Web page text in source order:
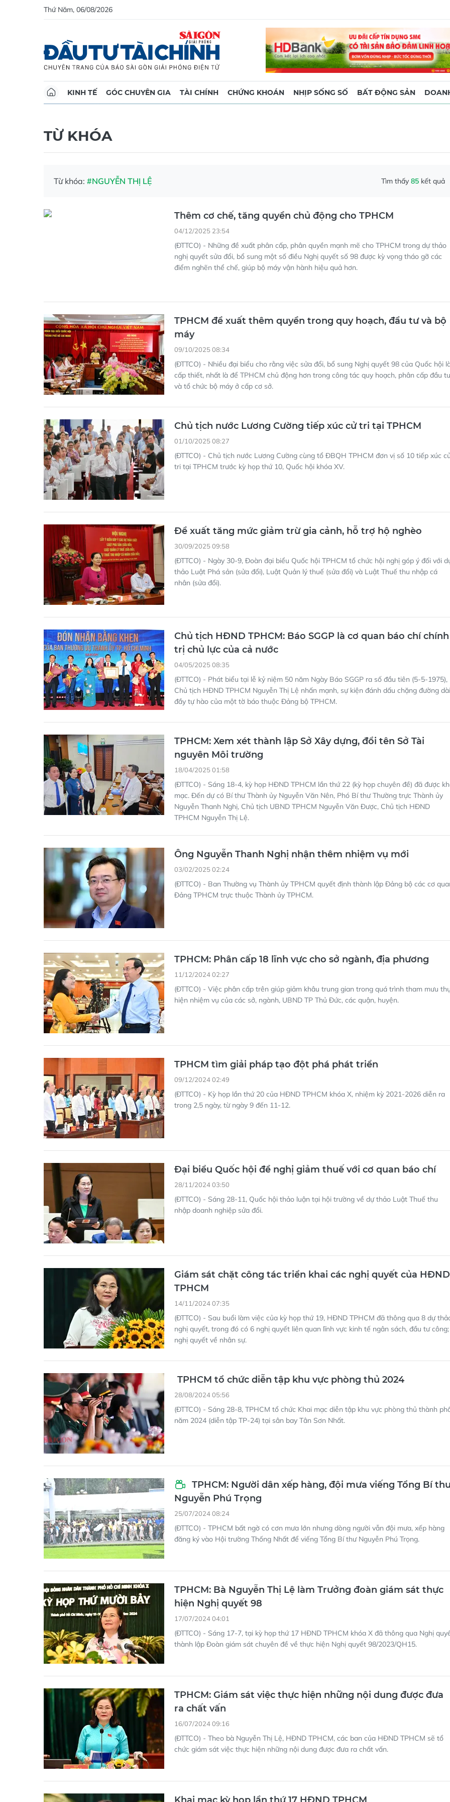
Thứ Năm, 06/08/2026
KINH TẾ GÓC CHUYÊN GIA TÀI CHÍNH CHỨNG KHOÁN NHỊP SỐNG SỐ BẤT ĐỘNG SẢN
TỪ KHÓA
Từ khóa: #NGUYỄN THỊ LỆ Tìm thấy 85 kết quả
Thêm cơ chế, tăng quyền chủ động cho TPHCM
04/12/2025 23:54
(ĐTTCO) - Những đề xuất phân cấp, phân quyền mạnh mẽ cho TPHCM trong dự thảo
nghị quyết sửa đổi, bổ sung một số điều Nghị quyết số 98 được kỳ vọng tháo gỡ các
điểm nghẽn thể chế, giúp bộ máy vận hành hiệu quả hơn.
TPHCM đề xuất thêm quyền trong quy hoạch, đầu tư và bộ
máy
09/10/2025 08:34
(ĐTTCO) - Nhiều đại biểu cho rằng việc sửa đổi, bổ sung Nghị quyết 98 của Quốc hội
cấp thiết, nhất là để TPHCM chủ động hơn trong công tác quy hoạch, phân cấp đầu tư
và tổ chức bộ máy ở cấp cơ sở.
Chủ tịch nước Lương Cường tiếp xúc cử tri tại TPHCM
01/10/2025 08:27
(ĐTTCO) - Chủ tịch nước Lương Cường cùng tổ ĐBQH TPHCM đơn vị số 10 tiếp xúc
tri tại TPHCM trước kỳ họp thứ 10, Quốc hội khóa XV.
Đề xuất tăng mức giảm trừ gia cảnh, hỗ trợ hộ nghèo
30/09/2025 09:58
(ĐTTCO) - Ngày 30-9, Đoàn đại biểu Quốc hội TPHCM tổ chức hội nghị góp ý đối với
thảo Luật Phá sản (sửa đổi), Luật Quản lý thuế (sửa đổi) và Luật Thuế thu nhập cá
nhân (sửa đổi).
Chủ tịch HĐND TPHCM: Báo SGGP là cơ quan báo chí chính
trị chủ lực của cả nước
04/05/2025 08:35
(ĐTTCO) - Phát biểu tại lễ kỷ niệm 50 năm Ngày Báo SGGP ra số đầu tiên (5-5-1975),
Chủ tịch HĐND TPHCM Nguyễn Thị Lệ nhấn mạnh, sự kiện đánh dấu chặng đường dài
đầy tự hào của một tờ báo thuộc Đảng bộ TPHCM.
TPHCM: Xem xét thành lập Sở Xây dựng, đổi tên Sở Tài
nguyên Môi trường
18/04/2025 01:58
(ĐTTCO) - Sáng 18-4, kỳ họp HĐND TPHCM lần thứ 22 (kỳ họp chuyên đề) đã được
mạc. Đến dự có Bí thư Thành ủy Nguyễn Văn Nên, Phó Bí thư Thường trực Thành ủy
Nguyễn Thanh Nghị, Chủ tịch UBND TPHCM Nguyễn Văn Được, Chủ tịch HĐND
TPHCM Nguyễn Thị Lệ.
Ông Nguyễn Thanh Nghị nhận thêm nhiệm vụ mới
03/02/2025 02:24
(ĐTTCO) - Ban Thường vụ Thành ủy TPHCM quyết định thành lập Đảng bộ các cơ
Đảng TPHCM trực thuộc Thành ủy TPHCM.
TPHCM: Phân cấp 18 lĩnh vực cho sở ngành, địa phương
11/12/2024 02:27
(ĐTTCO) - Việc phân cấp trên giúp giảm khâu trung gian trong quá trình tham mưu
hiện nhiệm vụ của các sở, ngành, UBND TP Thủ Đức, các quận, huyện.
TPHCM tìm giải pháp tạo đột phá phát triển
09/12/2024 02:49
(ĐTTCO) - Kỳ họp lần thứ 20 của HĐND TPHCM khóa X, nhiệm kỳ 2021-2026 diễn ra
trong 2,5 ngày, từ ngày 9 đến 11-12.
Đại biểu Quốc hội đề nghị giảm thuế với cơ quan báo chí
28/11/2024 03:50
(ĐTTCO) - Sáng 28-11, Quốc hội thảo luận tại hội trường về dự thảo Luật Thuế thu
nhập doanh nghiệp sửa đổi.
Giám sát chặt công tác triển khai các nghị quyết của HĐND
TPHCM
14/11/2024 07:35
(ĐTTCO) - Sau buổi làm việc của kỳ họp thứ 19, HĐND TPHCM đã thông qua 8 dự
nghị quyết, trong đó có 6 nghị quyết liên quan lĩnh vực kinh tế ngân sách, đầu tư
nghị quyết về nhân sự.
TPHCM tổ chức diễn tập khu vực phòng thủ 2024
28/08/2024 05:56
(ĐTTCO) - Sáng 28-8, TPHCM tổ chức Khai mạc diễn tập khu vực phòng thủ thành
năm 2024 (diễn tập TP-24) tại sân bay Tân Sơn Nhất.
TPHCM: Người dân xếp hàng, đội mưa viếng Tổng Bí
Nguyễn Phú Trọng
25/07/2024 08:24
(ĐTTCO) - TPHCM bất ngờ có cơn mưa lớn nhưng dòng người vẫn đội mưa, xếp hàng
đăng ký vào Hội trường Thống Nhất để viếng Tổng Bí thư Nguyễn Phú Trọng.
TPHCM: Bà Nguyễn Thị Lệ làm Trưởng đoàn giám sát thực
hiện Nghị quyết 98
17/07/2024 04:01
(ĐTTCO) - Sáng 17-7, tại kỳ họp thứ 17 HĐND TPHCM khóa X đã thông qua Nghị
thành lập Đoàn giám sát chuyên đề về thực hiện Nghị quyết 98/2023/QH15.
TPHCM: Giám sát việc thực hiện những nội dung được đưa
ra chất vấn
16/07/2024 09:16
(ĐTTCO) - Theo bà Nguyễn Thị Lệ, HĐND TPHCM, các ban của HĐND TPHCM sẽ tổ
chức giám sát việc thực hiện những nội dung được đưa ra chất vấn.